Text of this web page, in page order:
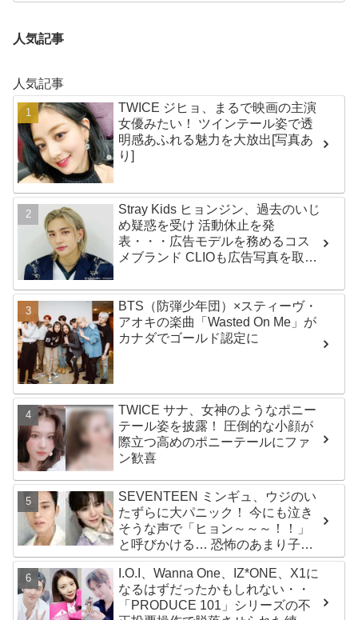
人気記事
人気記事
TWICE ジヒョ、まるで映画の主演
女優みたい！ ツインテール姿で透
明感あふれる魅力を大放出[写真あ
り]
Stray Kids ヒョンジン、過去のいじ
め疑惑を受け 活動休止を発
表・・・広告モデルを務めるコス
メブランド CLIOも広告写真を取り
BTS（防弾少年団）×スティーヴ・
アオキの楽曲「Wasted On Me」が
カナダでゴールド認定に
TWICE サナ、女神のようなポニー
テール姿を披露！ 圧倒的な小顔が
際立つ高めのポニーテールにファ
ン歓喜
SEVENTEEN ミンギュ、ウジのい
たずらに大パニック！ 今にも泣き
そうな声で「ヒョン～～～！！」
と呼びかける… 恐怖のあまり子供
のように駆け出す姿がかわいい
I.O.I、Wanna One、IZ*ONE、X1に
なるはずだったかもしれない・・
「PRODUCE 101」シリーズの不